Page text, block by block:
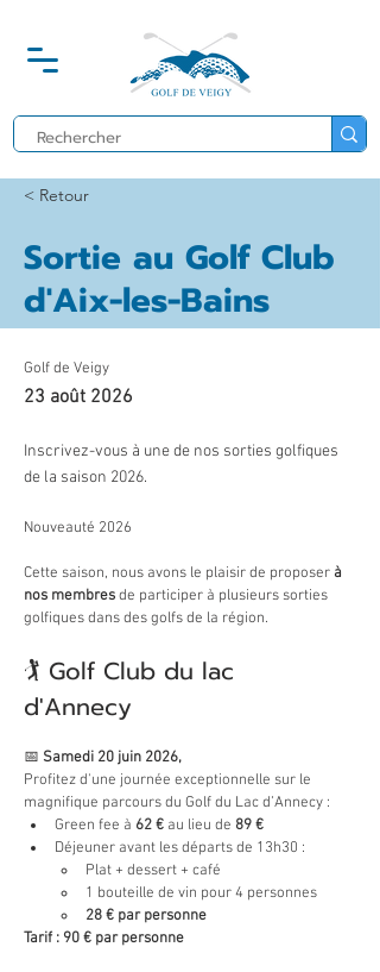
< Retour
Sortie au Golf Club
d'Aix-les-Bains
Golf de Veigy
23 août 2026
Inscrivez-vous à une de nos sorties golfiques
de la saison 2026.
Nouveauté 2026
Cette saison, nous avons le plaisir de proposer à
nos membres de participer à plusieurs sorties
golfiques dans des golfs de la région.
🏌️ Golf Club du lac
d'Annecy
📅 Samedi 20 juin 2026,
Profitez d'une journée exceptionnelle sur le
magnifique parcours du Golf du Lac d’Annecy :
Green fee à 62 € au lieu de 89 €
Déjeuner avant les départs de 13h30 :
Plat + dessert + café
1 bouteille de vin pour 4 personnes
28 € par personne
Tarif : 90 € par personne